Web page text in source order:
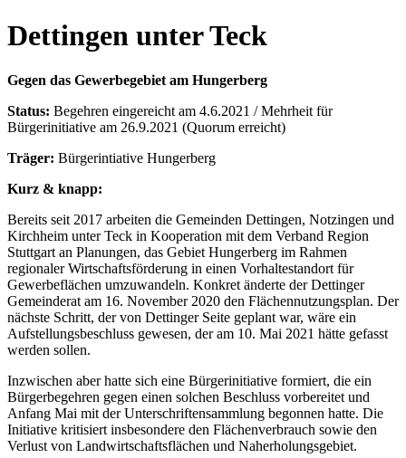
Dettingen unter Teck
Gegen das Gewerbegebiet am Hungerberg
Status: Begehren eingereicht am 4.6.2021 / Mehrheit für
Bürgerinitiative am 26.9.2021 (Quorum erreicht)
Träger: Bürgerintiative Hungerberg
Kurz & knapp:
Bereits seit 2017 arbeiten die Gemeinden Dettingen, Notzingen und
Kirchheim unter Teck in Kooperation mit dem Verband Region
Stuttgart an Planungen, das Gebiet Hungerberg im Rahmen
regionaler Wirtschaftsförderung in einen Vorhaltestandort für
Gewerbeflächen umzuwandeln. Konkret änderte der Dettinger
Gemeinderat am 16. November 2020 den Flächennutzungsplan. Der
nächste Schritt, der von Dettinger Seite geplant war, wäre ein
Aufstellungsbeschluss gewesen, der am 10. Mai 2021 hätte gefasst
werden sollen.
Inzwischen aber hatte sich eine Bürgerinitiative formiert, die ein
Bürgerbegehren gegen einen solchen Beschluss vorbereitet und
Anfang Mai mit der Unterschriftensammlung begonnen hatte. Die
Initiative kritisiert insbesondere den Flächenverbrauch sowie den
Verlust von Landwirtschaftsflächen und Naherholungsgebiet.